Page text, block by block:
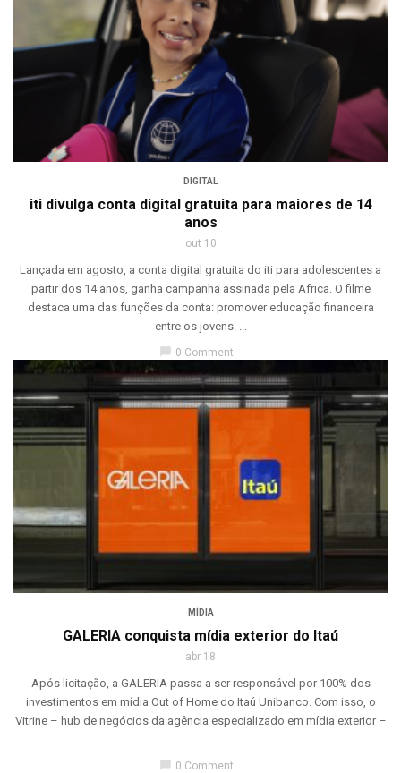
DIGITAL
iti divulga conta digital gratuita para maiores de 14
anos
out 10
Lançada em agosto, a conta digital gratuita do iti para adolescentes a
partir dos 14 anos, ganha campanha assinada pela Africa. O filme
destaca uma das funções da conta: promover educação financeira
entre os jovens. ...
0 Comment
MÍDIA
GALERIA conquista mídia exterior do Itaú
abr 18
Após licitação, a GALERIA passa a ser responsável por 100% dos
investimentos em mídia Out of Home do Itaú Unibanco. Com isso, o
Vitrine – hub de negócios da agência especializado em mídia exterior –
...
chat_bubble 0 Comment